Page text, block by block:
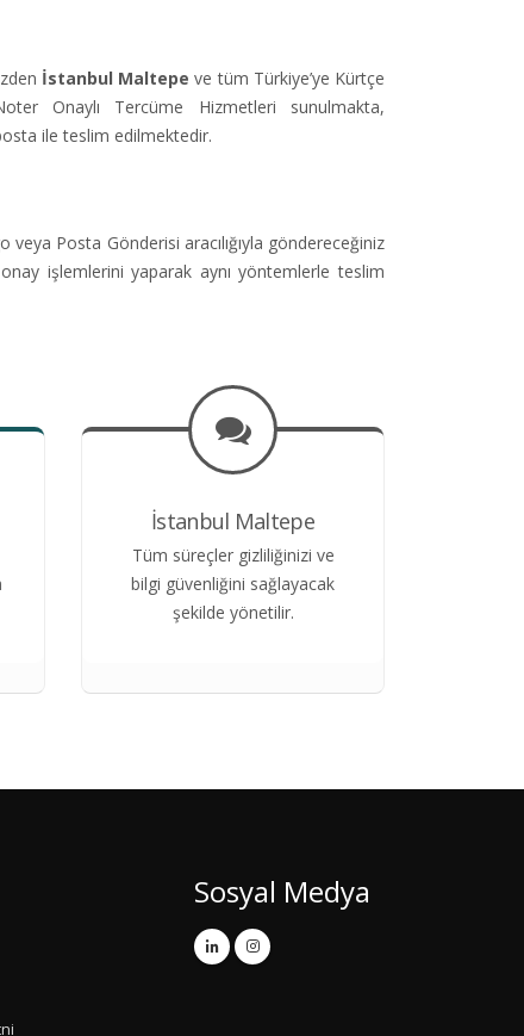
İstanbul Maltepe ve tüm Türkiye’ye Kürtçe
Onaylı Tercüme Hizmetleri sunulmakta,
ile teslim edilmektedir.
Posta Gönderisi aracılığıyla göndereceğiniz
işlemlerini yaparak aynı yöntemlerle teslim
İstanbul Maltepe
Tüm süreçler gizliliğinizi ve
bilgi güvenliğini sağlayacak
şekilde yönetilir.
Sosyal Medya